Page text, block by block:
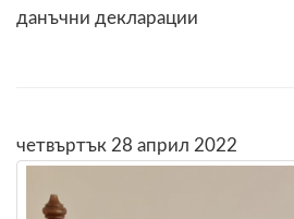
данъчни декларации
четвъртък 28 април 2022